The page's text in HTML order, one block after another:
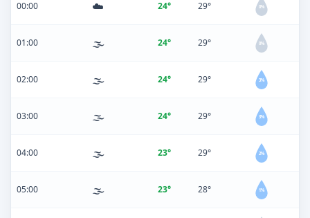
00:00 ☁️ 24° 29° 0%
01:00 🌫️ 24° 29° 0%
02:00 🌫️ 24° 29° 3%
03:00 🌫️ 24° 29° 3%
04:00 🌫️ 23° 29° 2%
05:00 🌫️ 23° 28° 1%